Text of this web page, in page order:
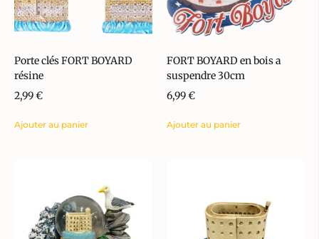
Porte clés FORT BOYARD
résine
2,99€
Ajouter au panier
FORT BOYARD en bois a
suspendre 30cm
6,99€
Ajouter au panier